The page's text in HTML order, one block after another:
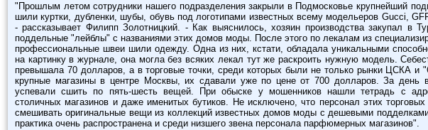
"Прошлым летом сотрудники нашего подразделения закрыли в Подмосковье крупнейший
шили куртки, дубленки, шубы, обувь под логотипами известных всему модельеров Gucci,
- рассказывает Филипп Золотницкий. - Как выяснилось, хозяин производства закупал в
поддельные "лейблы" с названиями этих домов моды. После этого по лекалам из
профессиональные швеи шили одежду. Одна из них, кстати, обладала уникальными
на картинку в журнале, она могла без всяких лекал тут же раскроить нужную модель.
превышала 70 долларов, а в торговые точки, среди которых были не только рынки ЦСКА и
крупные магазины в центре Москвы, их сдавали уже по цене от 700 долларов. За день
успевали сшить по пять-шесть вещей. При обыске у мошенников нашли тетрадь с
столичных магазинов и даже именитых бутиков. Не исключено, что персонал этих
смешивать оригинальные вещи из коллекций известных домов моды с дешевыми
практика очень распространена и среди низшего звена персонала парфюмерных магазинов".